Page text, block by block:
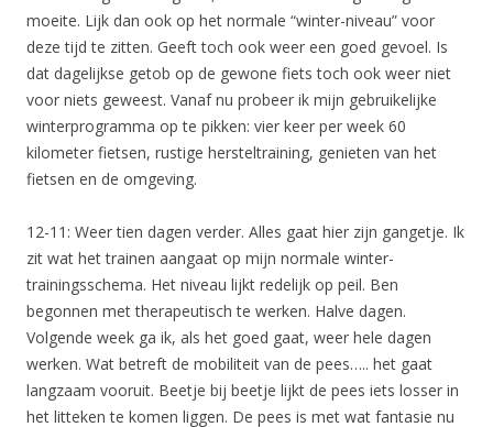
moeite. Lijk dan ook op het normale “winter-niveau” voor
deze tijd te zitten. Geeft toch ook weer een goed gevoel. Is
dat dagelijkse getob op de gewone fiets toch ook weer niet
voor niets geweest. Vanaf nu probeer ik mijn gebruikelijke
winterprogramma op te pikken: vier keer per week 60
kilometer fietsen, rustige hersteltraining, genieten van het
fietsen en de omgeving.
12-11: Weer tien dagen verder. Alles gaat hier zijn gangetje. Ik
zit wat het trainen aangaat op mijn normale winter-
trainingsschema. Het niveau lijkt redelijk op peil. Ben
begonnen met therapeutisch te werken. Halve dagen.
Volgende week ga ik, als het goed gaat, weer hele dagen
werken. Wat betreft de mobiliteit van de pees….. het gaat
langzaam vooruit. Beetje bij beetje lijkt de pees iets losser in
het litteken te komen liggen. De pees is met wat fantasie nu